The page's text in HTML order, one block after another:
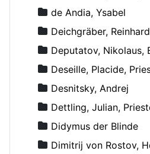
de Andia, Ysabel
Deichgräber, Reinhard
Deputatov, Nikolaus,
Deseille, Placide,
Desnitsky, Andrej
Dettling, Julian,
Didymus der Blinde
Dimitrij von Rostov,